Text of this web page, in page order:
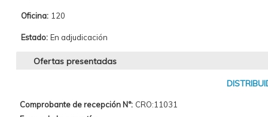
Oficina: 120
Estado: En adjudicación
Ofertas presentadas
Comprobante de recepción N°: CRO:11031